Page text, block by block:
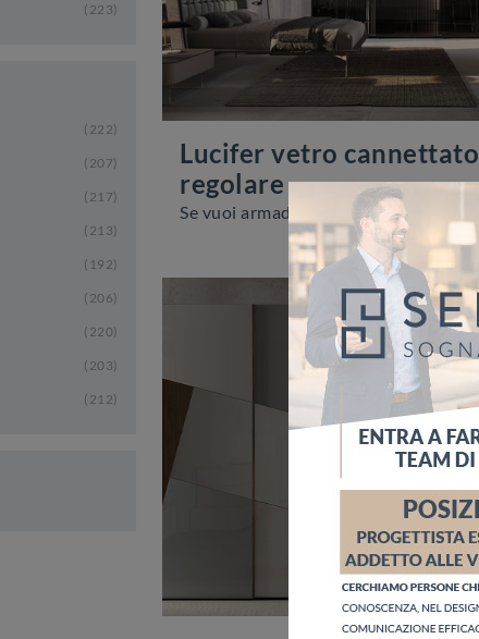
223
222
207
217
213
192
206
220
203
212
Lucifer vetro cannettato
regolare